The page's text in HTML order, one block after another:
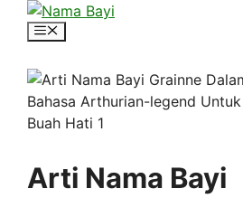
Langsung
Menu
Arti Nama Bayi